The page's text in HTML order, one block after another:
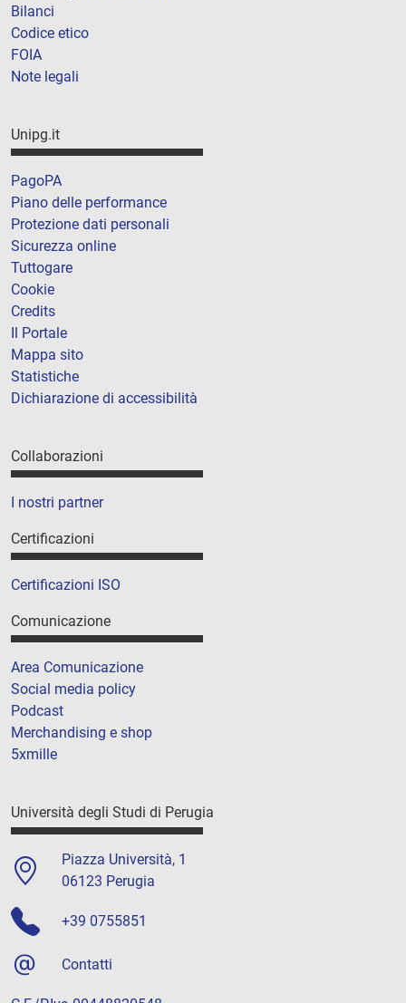
Bilanci
Codice etico
FOIA
Note legali
Unipg.it
PagoPA
Piano delle performance
Protezione dati personali
Sicurezza online
Tuttogare
Cookie
Credits
Il Portale
Mappa sito
Statistiche
Dichiarazione di accessibilità
Collaborazioni
I nostri partner
Certificazioni
Certificazioni ISO
Comunicazione
Area Comunicazione
Social media policy
Podcast
Merchandising e shop
5xmille
Università degli Studi di Perugia
Piazza Università, 1
06123 Perugia
+39 0755851
Contatti